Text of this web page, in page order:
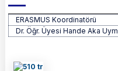
ERASMUS Koordinatörü
ERASMUS Koordinatörü
Dr. Öğr. Üyesi Hande Aka